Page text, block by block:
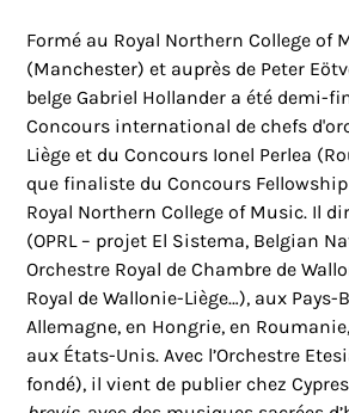
Formé au Royal Northern College of
(Manchester) et auprès de Peter
belge Gabriel Hollander a été demi-
Concours international de chefs
Liège et du Concours Ionel Perlea
que finaliste du Concours
Royal NorthernCollege of Music. Il
(OPRL – projet El Sistema, Belgian
Orchestre Royal de Chambre de
Royal de Wallonie-Liège…), aux Pays-
Allemagne, en Hongrie, en
aux États-Unis. Avec l’Orchestre
fondé), il vient de publier chez Cypres